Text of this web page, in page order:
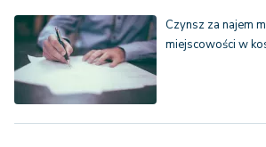
Czynsz za najem
miejscowości w